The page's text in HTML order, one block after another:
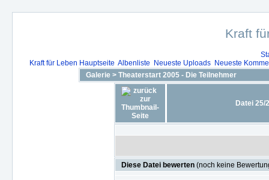
Kraft
Kraft für Leben Hauptseite Albenliste Neueste Uploads
Neueste
Galerie > Theaterstart 2005 - Die Teilnehmer
Datei 25/
Diese Datei bewerten (noch keine